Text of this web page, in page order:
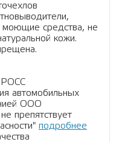
моющие средства, не
кожи.
РОСС
автомобильных
ООО
препятствует
подробнее